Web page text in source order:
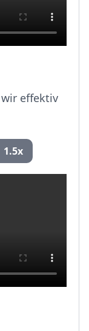
effektiv
1.5x